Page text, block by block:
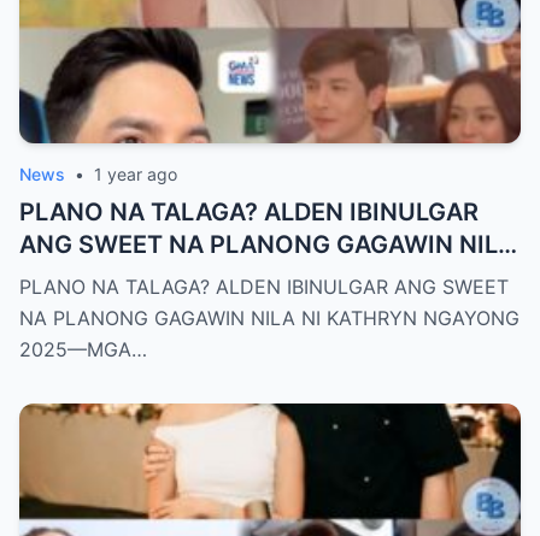
News • 1 year ago
PLANO NA TALAGA? ALDEN IBINULGAR
ANG SWEET NA PLANONG GAGAWIN NILA
NI KATHRYN NGAYONG 2025—MGA
TAGA-SUBAYBAY, KINILIG NG TODO!
PLANO NA TALAGA? ALDEN IBINULGAR ANG SWEET
NA PLANONG GAGAWIN NILA NI KATHRYN NGAYONG
2025—MGA…